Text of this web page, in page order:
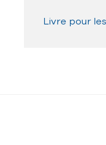
Livre pour